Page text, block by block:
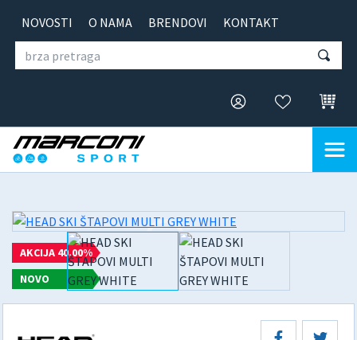
NOVOSTI O NAMA BRENDOVI KONTAKT
AKCIJA 40.00%
NOVO